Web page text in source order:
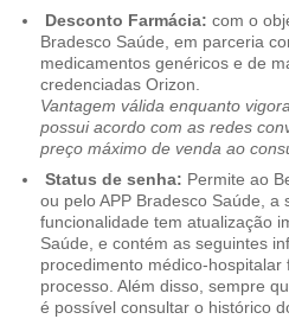
Desconto Farmácia: com o
Bradesco Saúde, em parceria
medicamentos genéricos e de
credenciadas Orizon.
Vantagem válida enquanto
possui acordo com as redes
preço máximo de venda ao
Status de senha: Permite ao
ou pelo APP Bradesco Saúde,
funcionalidade tem atualização
Saúde, e contém as seguintes
procedimento médico-
processo. Além disso, sempre
é possível consultar o histórico